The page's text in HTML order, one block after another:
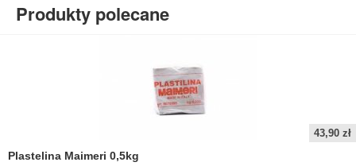
Produkty polecane
43,90 zł
Plastelina Maimeri 0,5kg